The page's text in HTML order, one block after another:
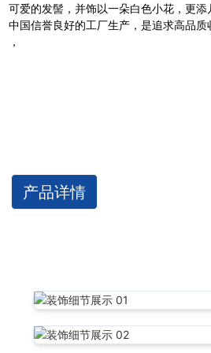
可爱的发髻，并饰以一朵白色小花，更
中国信誉良好的工厂生产，是追求高品质
，
产品详情